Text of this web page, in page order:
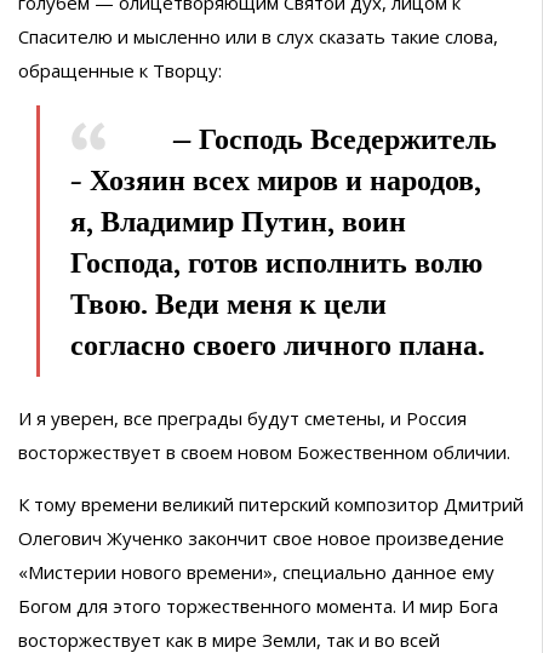
Спасителю и мысленно или в слух сказать такие слова,
обращенные к Творцу:
— Господь Вседержитель
– Хозяин всех миров и народов,
я, Владимир Путин, воин
Господа, готов исполнить волю
Твою. Веди меня к цели
согласно своего личного плана.
И я уверен, все преграды будут сметены, и Россия
восторжествует в своем новом Божественном обличии.
К тому времени великий питерский композитор Дмитрий
Олегович Жученко закончит свое новое произведение
«Мистерии нового времени», специально данное ему
Богом для этого торжественного момента. И мир Бога
восторжествует как в мире Земли, так и во всей